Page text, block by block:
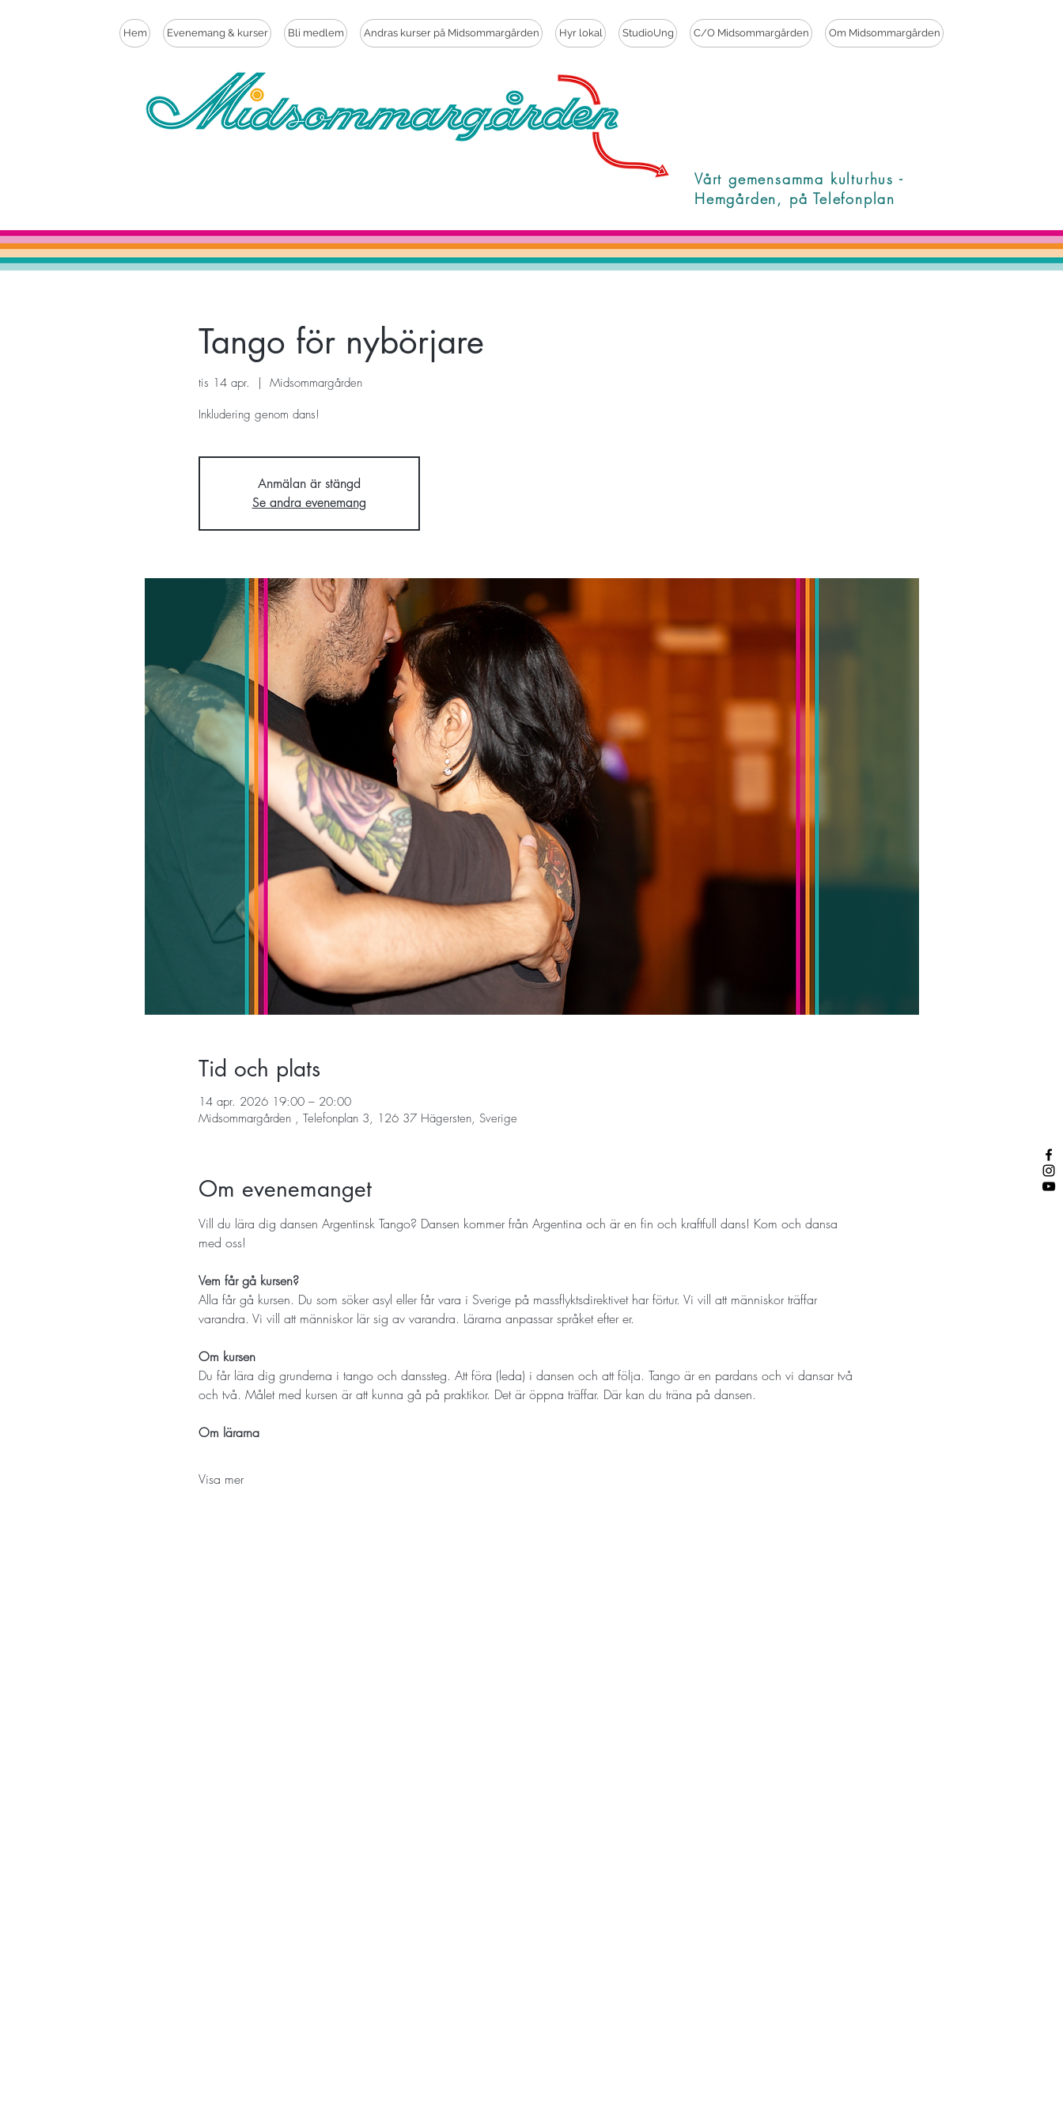
Hem Evenemang & kurser Bli medlem Andras kurser på Midsommargården Hyr lokal StudioUng C/O Midsommargården Om Midsommargården
Vårt gemensamma kulturhus -
Hemgården, på Telefonplan
Tango för nybörjare
tis 14 apr.
  |
Midsommargården
Inkludering genom dans!
Anmälan är stängd
Se andra evenemang
Tid och plats
14 apr. 2026 19:00 – 20:00
Midsommargården , Telefonplan 3, 126 37 Hägersten, Sverige
Om evenemanget
Vill du lära dig dansen Argentinsk Tango? Dansen kommer från Argentina och är en fin och kraftfull dans! Kom och dansa
med oss!
Vem får gå kursen?
Alla får gå kursen. Du som söker asyl eller får vara i Sverige på massflyktsdirektivet har förtur. Vi vill att människor träffar
varandra. Vi vill att människor lär sig av varandra. Lärarna anpassar språket efter er.
Om kursen
Du får lära dig grunderna i tango och danssteg. Att föra (leda) i dansen och att följa. Tango är en pardans och vi dansar två
och två. Målet med kursen är att kunna gå på praktikor. Det är öppna träffar. Där kan du träna på dansen.
Om lärarna
Visa mer